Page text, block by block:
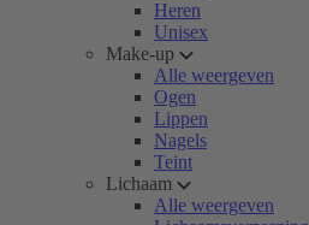
Heren
Unisex
Make-up
Alle weergeven
Ogen
Lippen
Nagels
Teint
Lichaam
Alle weergeven